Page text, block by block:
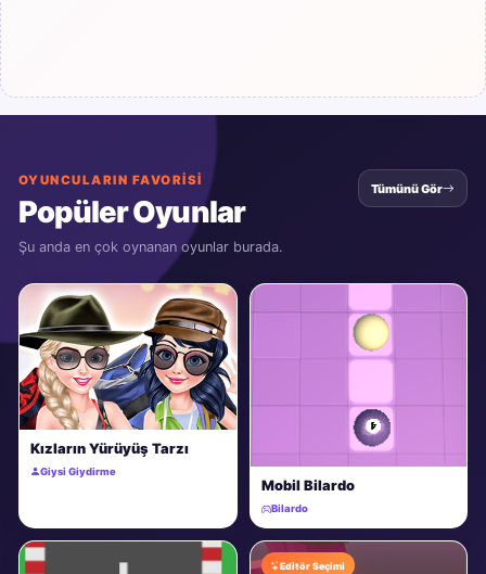
OYUNCULARIN FAVORISI
Popüler Oyunlar
Şu anda en çok oynanan oyunlar burada.
Tümünü Gör
Kızların Yürüyüş Tarzı
Giysi Giydirme
Mobil Bilardo
Bilardo
Editör Seçimi